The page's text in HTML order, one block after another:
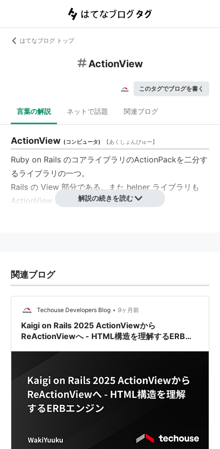
はてなブログ トップ
ActionView
このタグでブログを書く
言葉の解説 ネットで話題 関連ブログ
ActionView (コンピュータ) 【あくしょんびゅー】
Ruby on Rails のコアライブラリのActionPackを二分す
るライブラリの一つ。
Rails の View 部分である。また helper ライブラリも
ActionView に含まれる。解説の続きを読む
関連ブログ
Techouse Developers Blog • 9ヶ月前
Kaigi on Rails 2025 ActionViewから
ReActionViewへ - HTML構造を理解するERBエ